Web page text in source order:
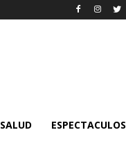
SALUD ESPECTACULOS